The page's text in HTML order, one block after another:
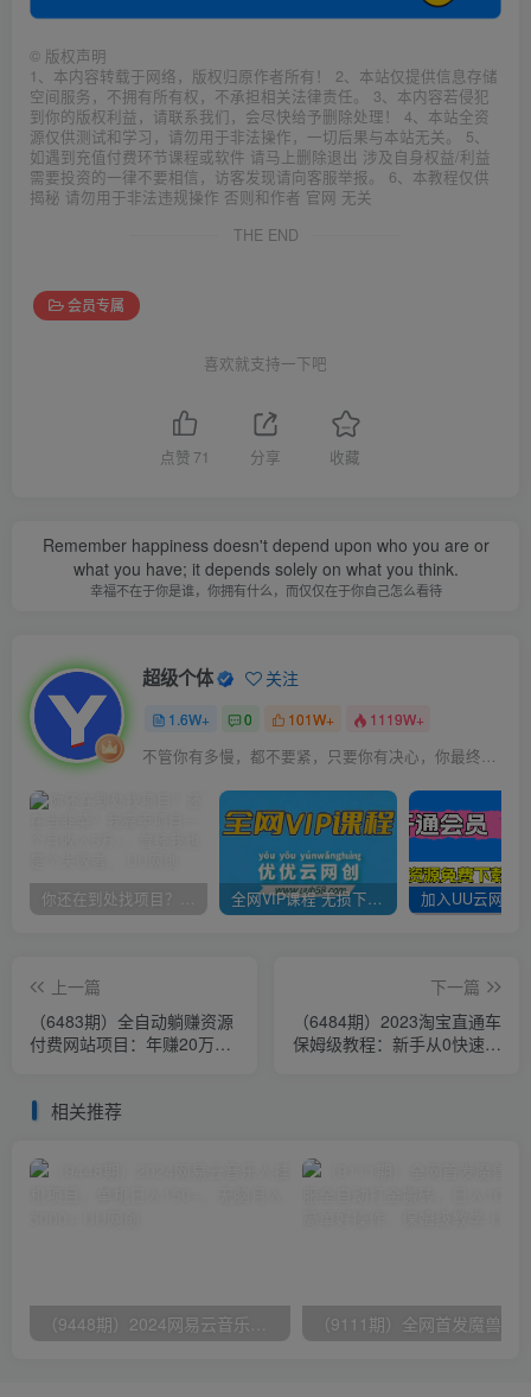
© 版权声明
1、本内容转载于网络，版权归原作者所有！ 2、本站仅提供信息存储
空间服务，不拥有所有权，不承担相关法律责任。 3、本内容若侵犯
到你的版权利益，请联系我们，会尽快给予删除处理！ 4、本站全资
源仅供测试和学习，请勿用于非法操作，一切后果与本站无关。 5、
如遇到充值付费环节课程或软件 请马上删除退出 涉及自身权益/利益
需要投资的一律不要相信，访客发现请向客服举报。 6、本教程仅供
揭秘 请勿用于非法违规操作 否则和作者 官网 无关
THE END
会员专属
喜欢就支持一下吧
点赞 71 分享 收藏
Remember happiness doesn't depend upon who you are or
what you have; it depends solely on what you think.
幸福不在于你是谁，你拥有什么，而仅仅在于你自己怎么看待
超级个体 关注
1.6W+ 0 101W+ 1119W+
不管你有多慢，都不要紧，只要你有决心，你最终都会到达想去的地方
你还在到处找项目？还在当韭菜？我靠卖项目一个月收入5万+，曾经我也是个失败者。 全网VIP课程 无损下载~
上一篇
（6483期）全自动躺赚资源
付费网站项目：年赚20万长
下一篇
（6484期）2023淘宝直通车
保姆级教程：新手从0快速成
相关推荐